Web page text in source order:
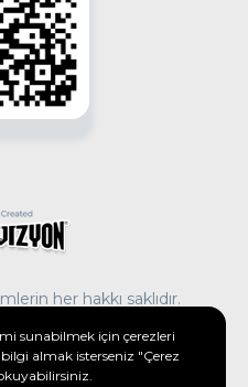
sunabilmek için çerezleri
almak isterseniz "Çerez
her hakkı saklıdır.